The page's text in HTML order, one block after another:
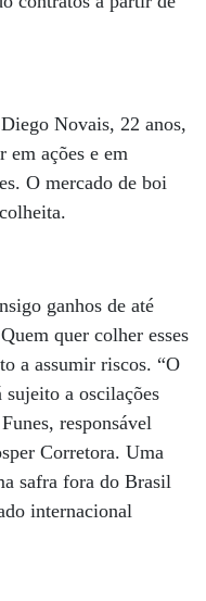
Novais, 22 anos,
em ações e em
O mercado de boi
ganhos de até
quer colher esses
a assumir riscos. “O
a oscilações
responsável
Corretora. Uma
safra fora do Brasil
internacional